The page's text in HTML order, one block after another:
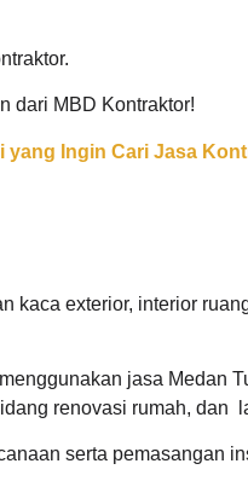
dari MBD Kontraktor!
yang Ingin Cari Jasa
kaca exterior, interior
jasa Medan
renovasi rumah, dan
serta pemasangan